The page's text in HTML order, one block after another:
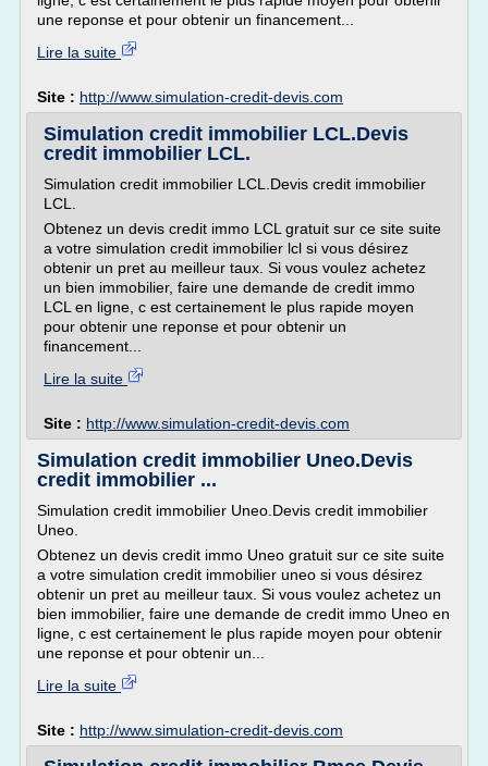
une reponse et pour obtenir un financement...
Lire la suite
Site : http://www.simulation-credit-devis.com
Simulation credit immobilier LCL.Devis
credit immobilier LCL.
Simulation credit immobilier LCL.Devis credit immobilier
LCL.
Obtenez un devis credit immo LCL gratuit sur ce site suite
a votre simulation credit immobilier lcl si vous désirez
obtenir un pret au meilleur taux. Si vous voulez achetez
un bien immobilier, faire une demande de credit immo
LCL en ligne, c est certainement le plus rapide moyen
pour obtenir une reponse et pour obtenir un
financement...
Lire la suite
Site : http://www.simulation-credit-devis.com
Simulation credit immobilier Uneo.Devis
credit immobilier ...
Simulation credit immobilier Uneo.Devis credit immobilier
Uneo.
Obtenez un devis credit immo Uneo gratuit sur ce site suite
a votre simulation credit immobilier uneo si vous désirez
obtenir un pret au meilleur taux. Si vous voulez achetez un
bien immobilier, faire une demande de credit immo Uneo en
ligne, c est certainement le plus rapide moyen pour obtenir
une reponse et pour obtenir un...
Lire la suite
Site : http://www.simulation-credit-devis.com